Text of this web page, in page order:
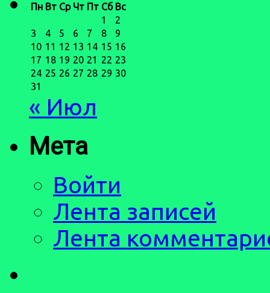
Пн Вт Ср Чт Пт Сб Вс
1
2
3
4 5 6 7 8
9
10 11 12 13 14 15 16
17 18 19 20 21 22 23
24 25 26 27 28 29 30
31
« Июл
Мета
Войти
Лента записей
Лента